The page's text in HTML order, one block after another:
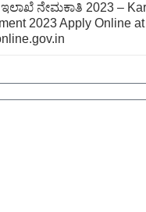
ನೇಮಕಾತಿ 2023 –
2023 Apply Online at